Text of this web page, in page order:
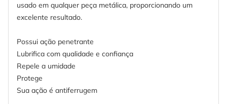
usado em qualquer peça metálica, proporcionando um
excelente resultado.
Possui ação penetrante
Lubrifica com qualidade e confiança
Repele a umidade
Protege
Sua ação é antiferrugem